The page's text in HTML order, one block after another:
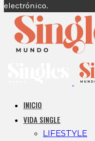
electrónico.
INICIO
VIDA SINGLE
LIFESTYLE